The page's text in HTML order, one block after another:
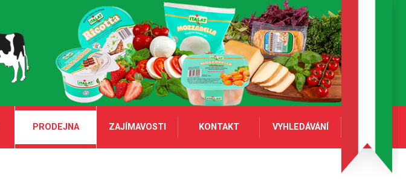
PRODEJNA ZAJÍMAVOSTI KONTAKT VYHLEDÁVÁNÍ